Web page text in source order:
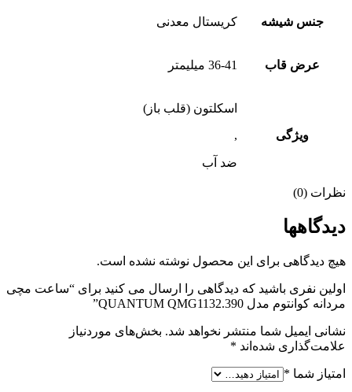
جنس شیشه کریستال معدنی
عرض قاب 36-41 میلیمتر
ویژگی
اسکلتون (قلب باز)
,
ضد آب
نظرات (0)
دیدگاهها
هیچ دیدگاهی برای این محصول نوشته نشده است.
اولین نفری باشید که دیدگاهی را ارسال می کنید برای “ساعت مچی
مردانه کوانتوم مدل QUANTUM QMG1132.390”
نشانی ایمیل شما منتشر نخواهد شد. بخش‌های موردنیاز
علامت‌گذاری شده‌اند *
امتیاز شما *